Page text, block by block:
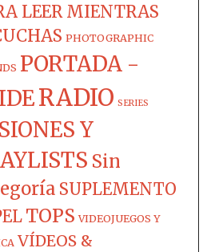
LEER MIENTRAS
PHOTOGRAPHIC
PORTADA -
RADIO SERIES
Y
Sin
SUPLEMENTO
TOPS VIDEOJUEGOS Y
VÍDEOS &